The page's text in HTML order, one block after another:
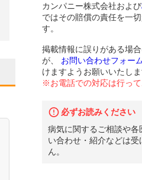
カンパニー株式会社および
ではその賠償の責任を一
す。
掲載情報に誤りがある場
が、
お問い合わせフォー
けますようお願いいたしま
※お電話での対応は行っ
必ずお読みください
病気に関するご相談や各
い合わせ・紹介などは
ん。